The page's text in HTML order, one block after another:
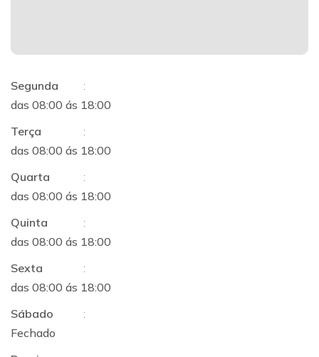
Segunda
:
das 08:00 ás 18:00
Terça
:
das 08:00 ás 18:00
Quarta
:
das 08:00 ás 18:00
Quinta
:
das 08:00 ás 18:00
Sexta
:
das 08:00 ás 18:00
Sábado
:
Fechado